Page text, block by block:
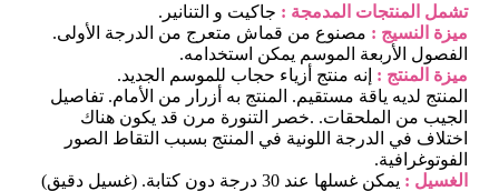
تشمل المنتجات المدمجة : جاكيت و التنانير.
ميزة النسيج : مصنوع من قماش متعرج من الدرجة الأولى.
الفصول الأربعة الموسم يمكن استخدامه.
ميزة المنتج : إنه منتج أزياء حجاب للموسم الجديد.
المنتج لديه ياقة مستقيم. المنتج به أزرار من الأمام. تفاصيل
الجيب من الملحقات. .خصر التنورة مرن قد يكون هناك
اختلاف في الدرجة اللونية في المنتج بسبب التقاط الصور
الفوتوغرافية.
الغسيل : يمكن غسلها عند 30 درجة دون كتابة. (غسيل دقيق)